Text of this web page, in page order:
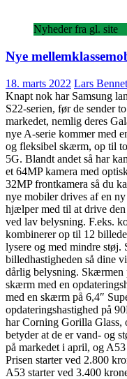
Nyheder fra gl. site
Nye
18. marts 2022 Lars
Knapt nok har Samsung
S22-serien, før de sender
markedet, nemlig deres
nye A-serie kommer med
og fleksibel skærm, op til
5G. Blandt andet så har
et 64MP kamera med
32MP frontkamera så du
nye mobiler drives af en
hjælper med til at drive
ved lav belysning. F.eks.
kombinerer op til 12
lysere og med mindre støj.
billedhastigheden så dine
dårlig belysning.
skærm med en
med en skærm på 6,4″
opdateringshastighed på
har Corning Gorilla Glass,
betyder at de er vand- og
på markedet i april, og
Prisen starter ved 2.800
A53 starter ved 3.400